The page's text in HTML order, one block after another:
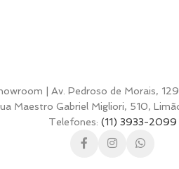
| Av. Pedroso de Morais,
Maestro Gabriel Migliori, 510,
Telefones: (11) 3933-2099